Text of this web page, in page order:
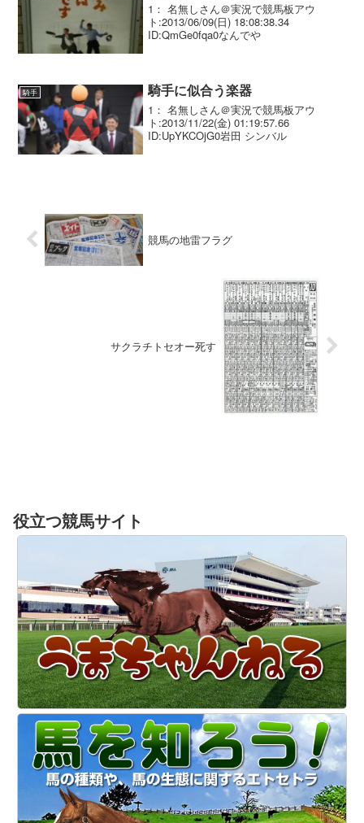
1： 名無しさん＠実況で競馬板アウ
ト:2013/06/09(日) 18:08:38.34
ID:QmGe0fqa0なんでや
騎手 騎手に似合う楽器
1： 名無しさん＠実況で競馬板アウ
ト:2013/11/22(金) 01:19:57.66
ID:UpYKCOjG0岩田 シンバル
競馬の地雷フラグ
サクラチトセオー死す
役立つ競馬サイト